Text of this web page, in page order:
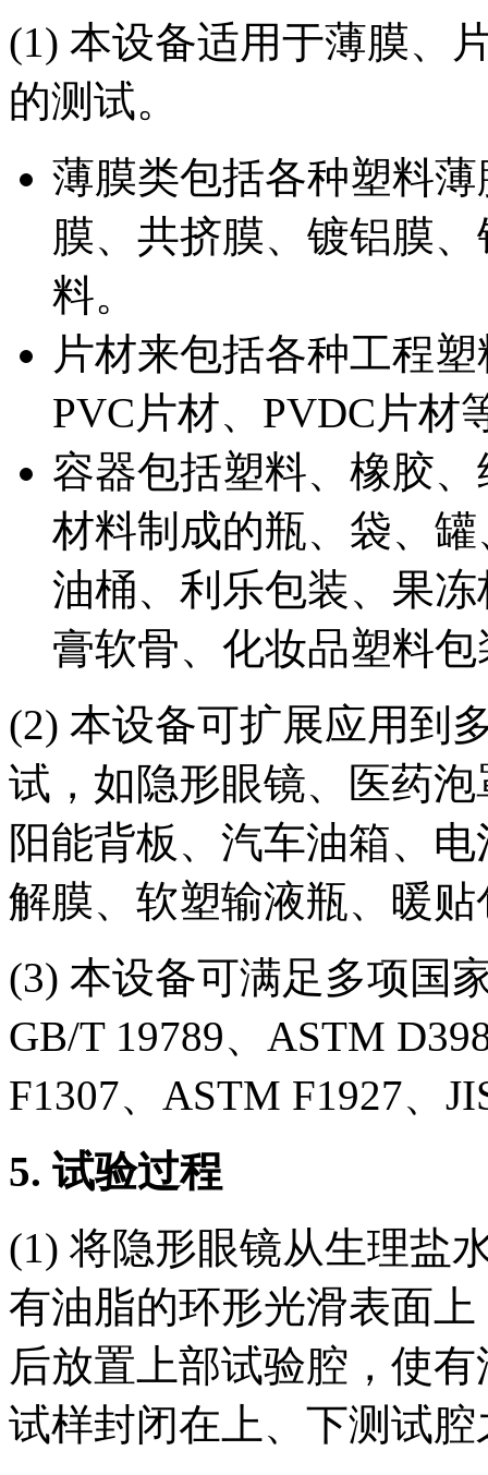
(1) 本设备适用于薄膜、
的测试。
薄膜类包括各种塑料
膜、共挤膜、镀铝膜
料。
片材来包括各种工程
PVC片材、PVDC片材
容器包括塑料、橡胶
材料制成的瓶、袋、
油桶、利乐包装、果
膏软骨、化妆品塑料
(2) 本设备可扩展应用到
试，如隐形眼镜、医药
阳能背板、汽车油箱、
解膜、软塑输液瓶、暖
(3) 本设备可满足多项国
GB/T 19789、ASTM
F1307、ASTM F1927、
5. 试验过程
(1) 将隐形眼镜从生理盐
有油脂的环形光滑表面
后放置上部试验腔，使
试样封闭在上、下测试腔